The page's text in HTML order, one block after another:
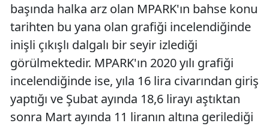
başında halka arz olan MPARK'ın bahse konu
tarihten bu yana olan grafiği incelendiğinde
inişli çıkışlı dalgalı bir seyir izlediği
görülmektedir. MPARK'ın 2020 yılı grafiği
incelendiğinde ise, yıla 16 lira civarından giriş
yaptığı ve Şubat ayında 18,6 lirayı aştıktan
sonra Mart ayında 11 liranın altına gerilediği